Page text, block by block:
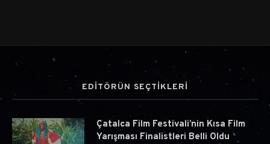
EDİTÖRÜN SEÇTİKLERİ
Çatalca Film Festivali’nin Kısa Film
Yarışması Finalistleri Belli Oldu